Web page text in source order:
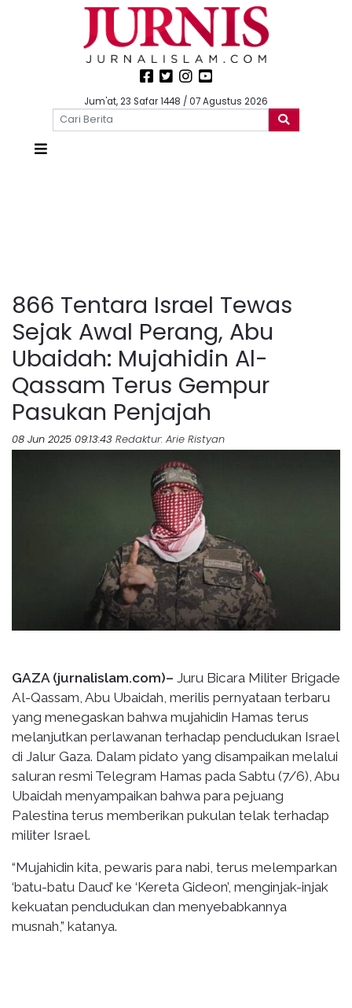
Jum'at, 23 Safar 1448 / 07 Agustus 2026
866 Tentara Israel Tewas
Sejak Awal Perang, Abu
Ubaidah: Mujahidin Al-
Qassam Terus Gempur
Pasukan Penjajah
08 Jun 2025 09:13:43 Redaktur: Arie Ristyan
GAZA (jurnalislam.com)– Juru Bicara Militer Brigade
Al-Qassam, Abu Ubaidah, merilis pernyataan terbaru
yang menegaskan bahwa mujahidin Hamas terus
melanjutkan perlawanan terhadap pendudukan Israel
di Jalur Gaza. Dalam pidato yang disampaikan melalui
saluran resmi Telegram Hamas pada Sabtu (7/6), Abu
Ubaidah menyampaikan bahwa para pejuang
Palestina terus memberikan pukulan telak terhadap
militer Israel.
“Mujahidin kita, pewaris para nabi, terus melemparkan
‘batu-batu Daud’ ke ‘Kereta Gideon’, menginjak-injak
kekuatan pendudukan dan menyebabkannya
musnah,” katanya.